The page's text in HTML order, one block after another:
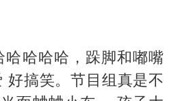
哈哈哈哈，跺脚和嘟嘴
好搞笑。节目组真是不